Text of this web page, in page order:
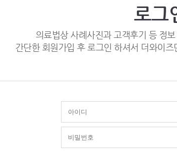
로그
의료법상 사례사진과 고객후기 등 정
간단한 회원가입 후 로그인 하셔서 더와이즈